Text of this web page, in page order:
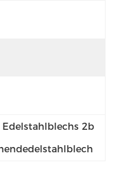
Edelstahlblechs 2b